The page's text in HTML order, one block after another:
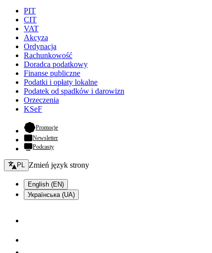
PIT
CIT
VAT
Akcyza
Ordynacja
Rachunkowość
Doradca podatkowy
Finanse publiczne
Podatki i opłaty lokalne
Podatek od spadków i darowizn
Orzeczenia
KSeF
Promocje- otwiera się w nowej karcie
Newsletter
Podcasty
Zmień język - bieżący:
PL Zmień język strony
English (EN)
Українська (UA)